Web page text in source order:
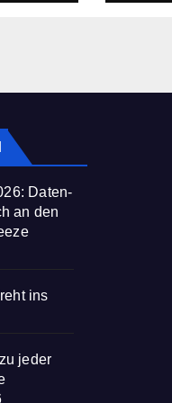
Daten-
an den
ins
jeder